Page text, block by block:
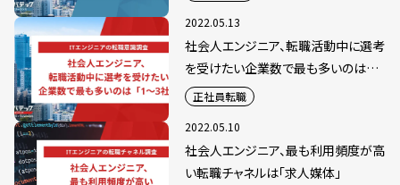
2022.05.13
社会人エンジニア、転職活動中に選考
を受けたい企業数で最も多いのは
「1〜3社」
正社員転職
2022.05.10
社会人エンジニア、最も利用頻度が高
い転職チャネルは「求人媒体」